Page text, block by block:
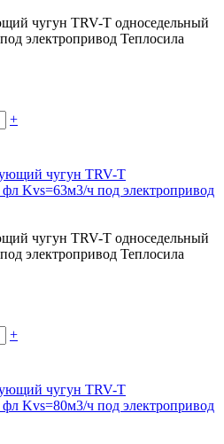
чугун TRV-T односедельный
электропривод Теплосила
+
чугун TRV-T односедельный
электропривод Теплосила
+